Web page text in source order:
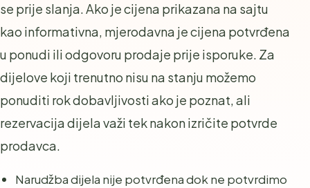
se prije slanja. Ako je cijena prikazana na sajtu
kao informativna, mjerodavna je cijena potvrđena
u ponudi ili odgovoru prodaje prije isporuke. Za
dijelove koji trenutno nisu na stanju možemo
ponuditi rok dobavljivosti ako je poznat, ali
rezervacija dijela važi tek nakon izričite potvrde
prodavca.
Narudžba dijela nije potvrđena dok ne potvrdimo